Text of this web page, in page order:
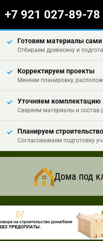
+7 921 027-89-78
Готовим материалы сами
Отбираем древесину и
Корректируем проекты
Меняем планировку,
Уточняем комплектацию
Сверяем материалы и состав
Планируем строительство
Согласовываем подготовку
Дома под